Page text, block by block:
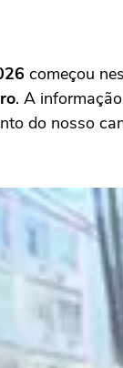
começou
. A
do nosso